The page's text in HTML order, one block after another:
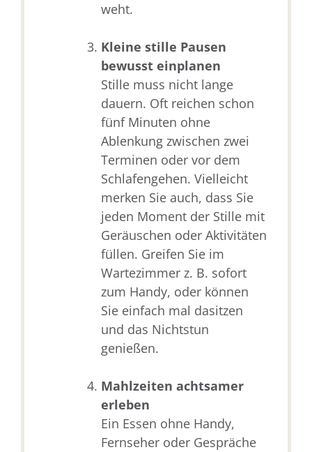
weht.
Kleine stille Pausen
bewusst einplanen
Stille muss nicht lange
dauern. Oft reichen schon
fünf Minuten ohne
Ablenkung zwischen zwei
Terminen oder vor dem
Schlafengehen. Vielleicht
merken Sie auch, dass Sie
jeden Moment der Stille mit
Geräuschen oder Aktivitäten
füllen. Greifen Sie im
Wartezimmer z. B. sofort
zum Handy, oder können
Sie einfach mal dasitzen
und das Nichtstun
genießen.
Mahlzeiten achtsamer
erleben
Ein Essen ohne Handy,
Fernseher oder Gespräche